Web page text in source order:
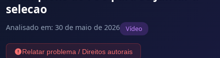
selecao
Analisado em: 30 de maio de 2026 Vídeo
Relatar problema / Direitos autorais